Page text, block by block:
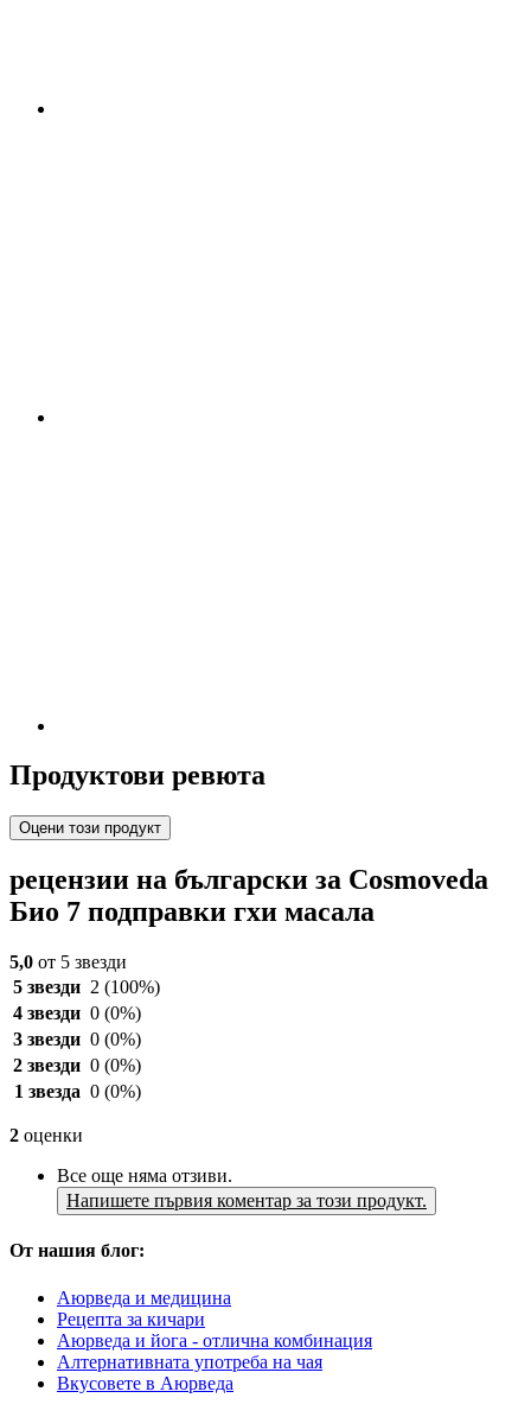
Продуктови ревюта
Оцени този продукт
рецензии на български за Cosmoveda
Био 7 подправки гхи масала
5,0 от 5 звезди
5 звезди 2 (100%)
4 звезди 0 (0%)
3 звезди 0 (0%)
2 звезди 0 (0%)
1 звезда 0 (0%)
2 оценки
Все още няма отзиви.
Напишете първия коментар за този продукт.
От нашия блог:
Аюрведа и медицина
Рецепта за кичари
Аюрведа и йога - отлична комбинация
Алтернативната употреба на чая
Вкусовете в Аюрведа